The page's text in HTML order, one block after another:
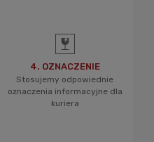
4. OZNACZENIE
Stosujemy odpowiednie
oznaczenia informacyjne dla
kuriera